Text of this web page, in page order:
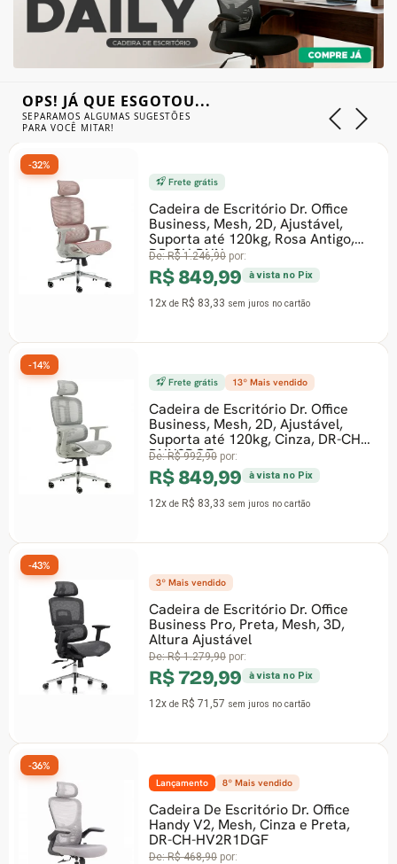
OPS! JÁ QUE ESGOTOU...
SEPARAMOS ALGUMAS SUGESTÕES
PARA VOCÊ MITAR!
Frete grátis
Cadeira de Escritório Dr. Office
Business, Mesh, 2D, Ajustável,
Suporta até 120kg, Rosa Antigo,
DR-CH-BNN
De:R$ 1.246,90 por:
R$ 849,99 à vista no Pix
12x de R$ 83,33 sem juros no cartão
-32%
Frete grátis 13º Mais vendido
Cadeira de Escritório Dr. Office
Business, Mesh, 2D, Ajustável,
Suporta até 120kg, Cinza, DR-CH-
BNN2DGF
De:R$ 992,90 por:
R$ 849,99 à vista no Pix
12x de R$ 83,33 sem juros no cartão
-14%
3º Mais vendido
Cadeira de Escritório Dr. Office
Business Pro, Preta, Mesh, 3D,
Altura Ajustável
De:R$ 1.279,90 por:
R$ 729,99 à vista no Pix
12x de R$ 71,57 sem juros no cartão
-43%
Lançamento 8º Mais vendido
Cadeira De Escritório Dr. Office
Handy V2, Mesh, Cinza e Preta,
DR-CH-HV2R1DGF
De:R$ 468,90 por:
-36%